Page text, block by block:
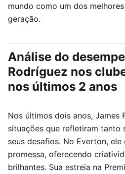
mundo como um dos
geração.
Análise do
Rodríguez nos
nos últimos 2 anos
Nos últimos dois anos, James
situações que refletiram tanto
seus desafios. No Everton,
promessa, oferecendo
brilhantes. Sua estreia na